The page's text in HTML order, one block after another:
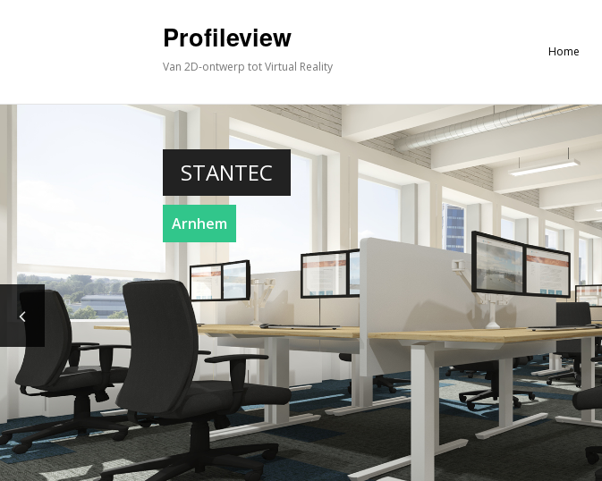
Profileview
Van 2D-ontwerp tot Virtual Reality
Home
STANTEC
Arnhem